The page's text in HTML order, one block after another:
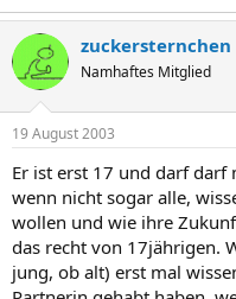
zuckersternchen
Namhaftes Mitglied
19 August 2003
Er ist erst 17 und darf darf
wenn nicht sogar alle,
wollen und wie ihre
das recht von 17jährigen.
jung, ob alt) erst mal